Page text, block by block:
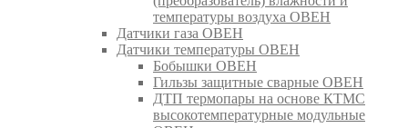
температуры воздуха ОВЕН
Датчики газа ОВЕН
Датчики температуры ОВЕН
Бобышки ОВЕН
Гильзы защитные сварные ОВЕН
ДТП термопары на основе КТМС
высокотемпературные модульные